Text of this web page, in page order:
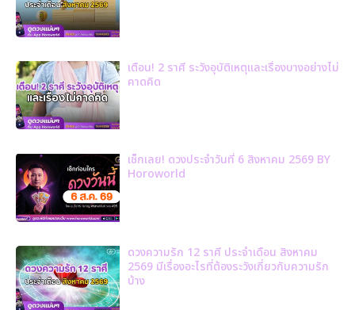
เตือน! 2 ราศี ระวังอุบัติเหตุและเรื่องบางอย่างไม่
คาดคิด
เช็กเลย! ดวงประจำวันที่ 6 สิงหาคม 2569 BY
Horoworld
ดวงความรัก 12 ราศี ประจำเดือน สิงหาคม
2569 มีเรื่องอะไรที่ต้องระวังเกี่ยวกับความรัก
บ้าง